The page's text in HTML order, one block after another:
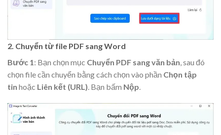
2. Chuyển từ file PDF sang Word
Bước 1: Bạn chọn mục Chuyển PDF sang văn bản, sau đó
chọn file cần chuyển bằng cách chọn vào phần Chọn tập
tin hoặc Liên kết (URL). Bạn bấm Nộp.